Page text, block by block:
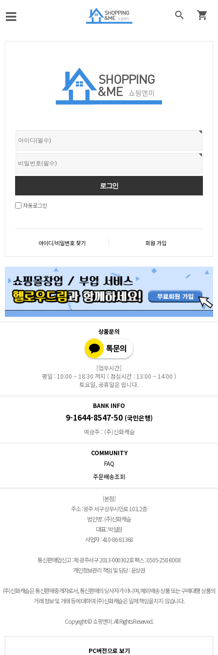
 
자동로그인
아이디/비밀번호 찾기 회원 가입
상품문의
[업무시간]
평일 : 10:00 ~ 18:30 까지 ( 점심시간 : 13:00 ~ 14:00 )
토요일, 공휴일은 쉽니다.
BANK INFO
9-1644-8547-50 (국민은행)
예금주 : (주)신화캐슬
COMMUNITY
FAQ
주문배송조회
[본점]
주소 : 광주 서구 상무시민로 103, 2층
법인명 : (주)신화캐슬
대표 : 박설원
사업자 : 410-86-81368
통신판매업신고 : 제 광주서구 2013-000302호 팩스 : 0505-258-8008
개인정보관리 책임 및 담당 : 윤상권
(주)신화캐슬은 통신판매중개자로서, 통신판매의 당사자가 아니며, 해외배송 상품 또는 구매대행 상품의
거래 정보 및 거래 등에 대하여 (주)신화캐슬은 일체 책임을 지지 않습니다.
Copyright © 쇼핑앤미. All Rights Reserved.
PC버전으로 보기